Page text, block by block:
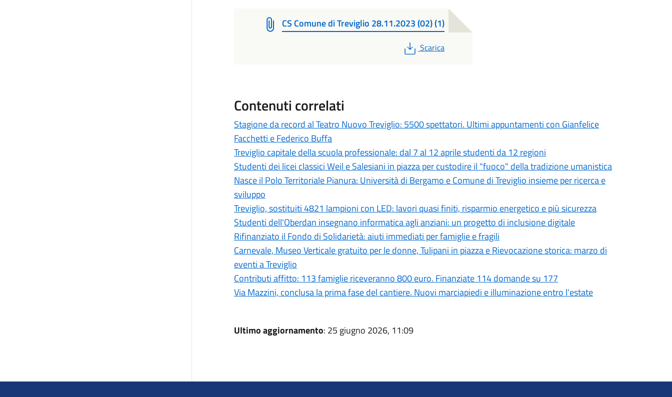
CS Comune di Treviglio 28.11.2023 (02) (1)
PDF
Scarica
Contenuti correlati
Stagione da record al Teatro Nuovo Treviglio: 5500 spettatori. Ultimi appuntamenti con Gianfelice
Facchetti e Federico Buffa
Treviglio capitale della scuola professionale: dal 7 al 12 aprile studenti da 12 regioni
Studenti dei licei classici Weil e Salesiani in piazza per custodire il "fuoco" della tradizione umanistica
Nasce il Polo Territoriale Pianura: Università di Bergamo e Comune di Treviglio insieme per ricerca e
sviluppo
Treviglio, sostituiti 4821 lampioni con LED: lavori quasi finiti, risparmio energetico e più sicurezza
Studenti dell'Oberdan insegnano informatica agli anziani: un progetto di inclusione digitale
Rifinanziato il Fondo di Solidarietà: aiuti immediati per famiglie e fragili
Carnevale, Museo Verticale gratuito per le donne, Tulipani in piazza e Rievocazione storica: marzo di
eventi a Treviglio
Contributi affitto: 113 famiglie riceveranno 800 euro. Finanziate 114 domande su 177
Via Mazzini, conclusa la prima fase del cantiere. Nuovi marciapiedi e illuminazione entro l'estate
Ultimo aggiornamento: 25 giugno 2026, 11:09